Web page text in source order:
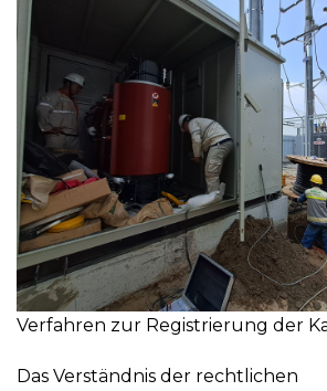
Verfahren zur Registrierung der
Das Verständnis der rechtlichen